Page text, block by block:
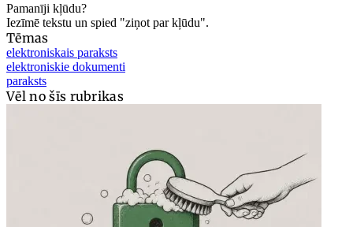
Pamanīji kļūdu?
Iezīmē tekstu un spied "ziņot par kļūdu".
Tēmas
elektroniskais paraksts
elektroniskie dokumenti
paraksts
Vēl no šīs rubrikas